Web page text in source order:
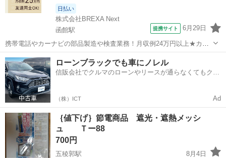
日払い
株式会社BREXA Next
函館駅
提携サイト 6月29日
携帯電話やカーナビの部品製造や検査業務！月収例24万円以上★カッ
プル＆友達同士の応募OK◎日払い制度あり！社会保険完備◎マイカー
通勤OK＆無料駐車場あり★《北海道函館市》 人気の工場のお仕事 ◇
携帯電話やカーナビの部品製造...
北海道 函館市 函館駅 その他
ローンブラックでも車にノレル
信販会社でクルマのローンやリースが通らなくてもクル
（株）ICT Ad
｛値下げ｝節電商品 遮光・遮熱メッシ
ュ Ｔー88
700円
五稜郭駅
8月4日